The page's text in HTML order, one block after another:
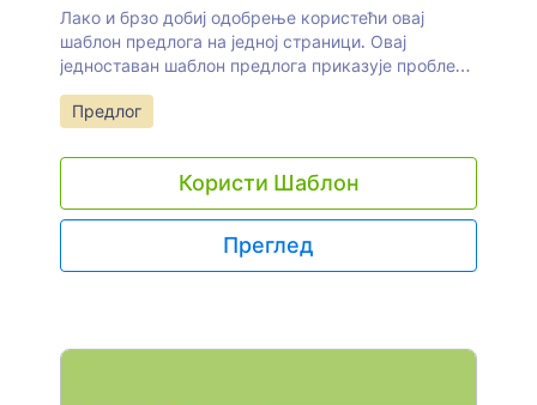
Лако и брзо добиј одобрење користећи овај
шаблон предлога на једној страници. Овај
једноставан шаблон предлога приказује проблем
који треба да се реши, циљеве, буџет, цене и
решење.
Иди на категорију:
Предлог
Користи Шаблон
Преглед